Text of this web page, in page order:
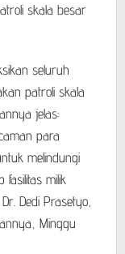
skala besar
seluruh
patroli skala
jelas:
para
melindungi
milik
Dedi Prasetyo,
Minggu